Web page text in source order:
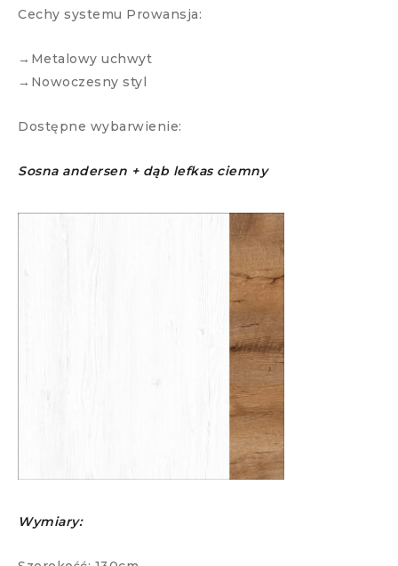
Cechy systemu Prowansja:
→Metalowy uchwyt
→Nowoczesny styl
Dostępne wybarwienie:
Sosna andersen + dąb lefkas ciemny
Wymiary: